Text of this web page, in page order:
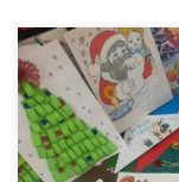
В преддверии
Обороны во всех